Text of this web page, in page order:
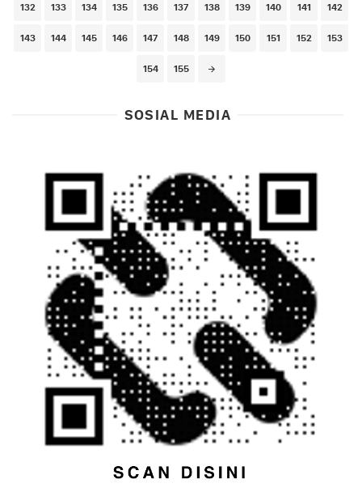
132 133 134 135 136 137 138 139 140 141 142
143 144 145 146 147 148 149 150 151 152 153
154 155
SOSIAL MEDIA